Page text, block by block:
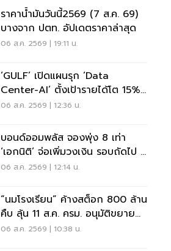
ราคาน้ำมันวันนี้2569 (7 ส.ค. 69)
บางจาก ปตท. อัปเดตราคาล่าสุด
06 ส.ค. 2569 | 19:11 น.
‘GULF’ เปิดแผนรุก ‘Data
Center-AI’ ตั้งเป้ารายได้โต 15%
เดินหน้าลงทุนยุโรป
06 ส.ค. 2569 | 12:36 น.
บอนด์ออมพลัส จองพุ่ง 8 เท่า
‘เอกนิติ’ จ่อเพิ่มวงเงิน รอบถัดไป 4
ก.ย.นี้
06 ส.ค. 2569 | 12:14 น.
“นมโรงเรียน” ค้างสต็อก 800 ล้าน
คืบ ลุ้น 11 ส.ค. ครม. อนุมัติขยาย
ถึง ม.3
06 ส.ค. 2569 | 10:38 น.